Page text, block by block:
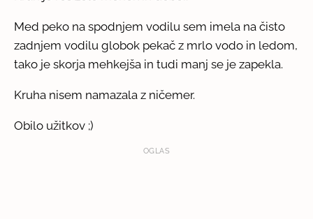
Med peko na spodnjem vodilu sem imela na čisto
zadnjem vodilu globok pekač z mrlo vodo in ledom,
tako je skorja mehkejša in tudi manj se je zapekla.
Kruha nisem namazala z ničemer.
Obilo užitkov ;)
OGLAS